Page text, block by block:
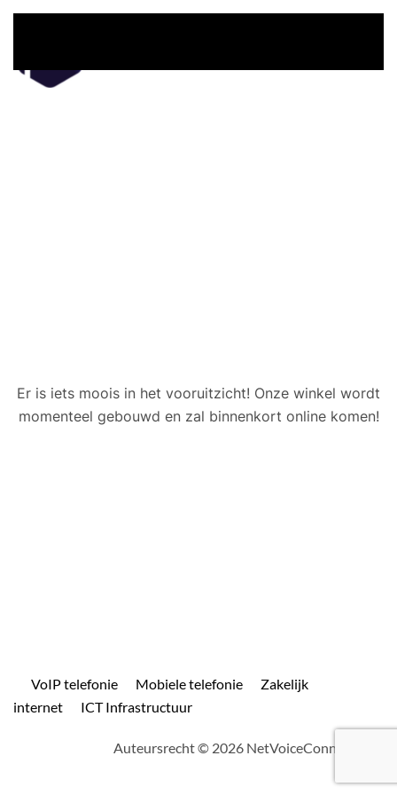
Er is iets moois in het vooruitzicht! Onze winkel wordt
momenteel gebouwd en zal binnenkort online komen!
VoIP telefonie Mobiele telefonie
Zakelijk
internet
ICT Infrastructuur
Auteursrecht © 2026 NetVoiceConnect.com